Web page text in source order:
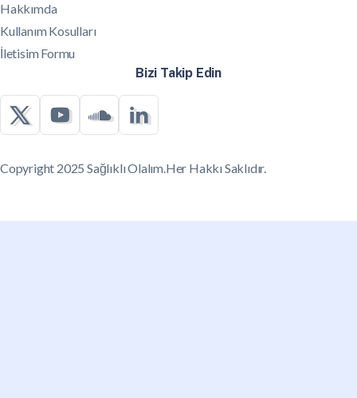
Hakkımda
Kullanım Kosulları
İletisim Formu
Bizi Takip Edin
Copyright 2025 Sağlıklı Olalım.Her Hakkı Saklıdır.